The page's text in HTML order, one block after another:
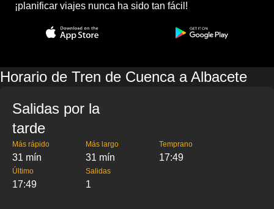
¡planificar viajes nunca ha sido tan fácil!
Horario de Tren de Cuenca a Albacete
Salidas por la
tarde
Más rápido
31 mín
Más largo
31 mín
Temprano
17:49
Último
17:49
Salidas
1